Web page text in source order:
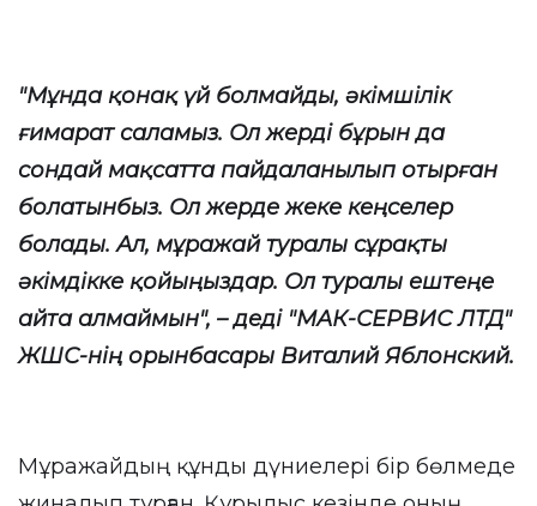
"Мұнда қонақ үй болмайды, әкімшілік
ғимарат саламыз. Ол жерді бұрын да
сондай мақсатта пайдаланылып отырған
болатынбыз. Ол жерде жеке кеңселер
болады. Ал, мұражай туралы сұрақты
әкімдікке қойыңыздар. Ол туралы ештеңе
айта алмаймын", – деді "МАК-СЕРВИС ЛТД"
ЖШС-нің орынбасары Виталий Яблонский.
Мұражайдың құнды дүниелері бір бөлмеде